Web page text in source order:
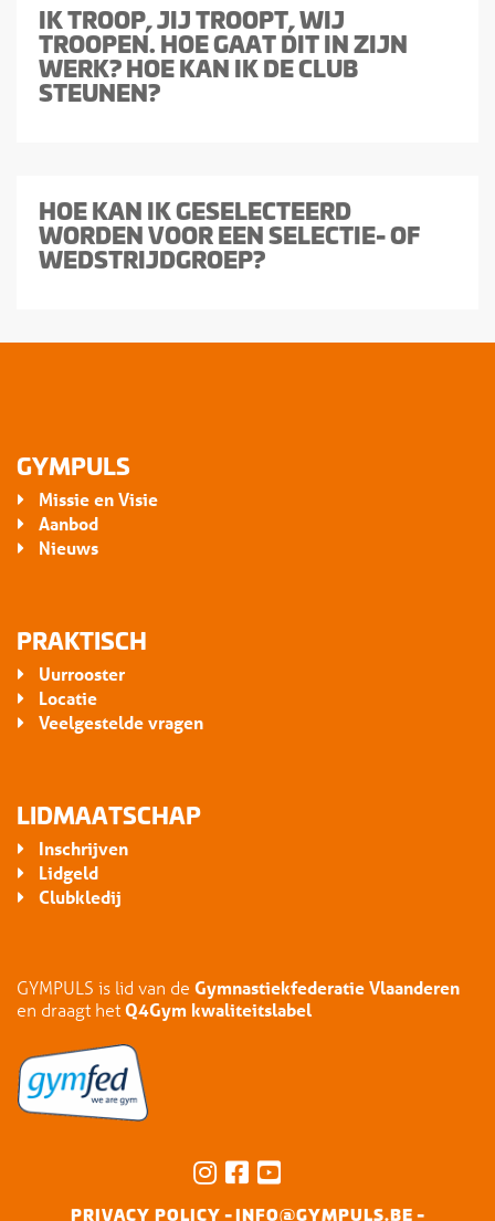
IK TROOP, JIJ TROOPT, WIJ
TROOPEN. HOE GAAT DIT IN ZIJN
WERK? HOE KAN IK DE CLUB
STEUNEN?
HOE KAN IK GESELECTEERD
WORDEN VOOR EEN SELECTIE- OF
WEDSTRIJDGROEP?
GYMPULS
Missie en Visie
Aanbod
Nieuws
PRAKTISCH
Uurrooster
Locatie
Veelgestelde vragen
LIDMAATSCHAP
Inschrijven
Lidgeld
Clubkledij
GYMPULS is lid van de Gymnastiekfederatie Vlaanderen
en draagt hetQ4Gym kwaliteitslabel
PRIVACY POLICY-INFO@GYMPULS.BE-